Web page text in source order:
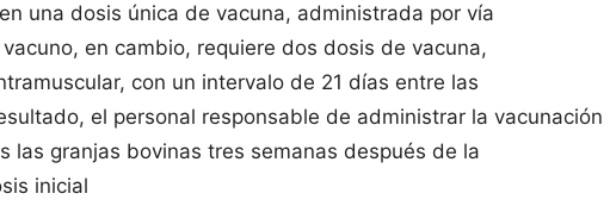
una dosis única de vacuna, administrada por vía
en cambio, requiere dos dosis de vacuna,
con un intervalo de 21 días entre las
el personal responsable de administrar la vacunación
las granjas bovinas tres semanas después de la
inicial